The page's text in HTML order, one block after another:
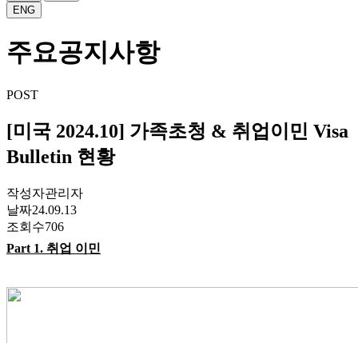
ENG
주요공지사항
POST
[미국 2024.10] 가족초청 & 취업이민 Visa
Bulletin 현황
작성자관리자
날짜24.09.13
조회수706
Part 1. 취업 이민